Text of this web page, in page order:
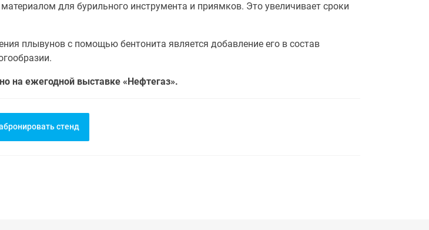
для бурильного инструмента и приямков. Это увеличивает сроки
плывунов с помощью бентонита является добавление его в состав
на ежегодной выставке «Нефтегаз».
стенд